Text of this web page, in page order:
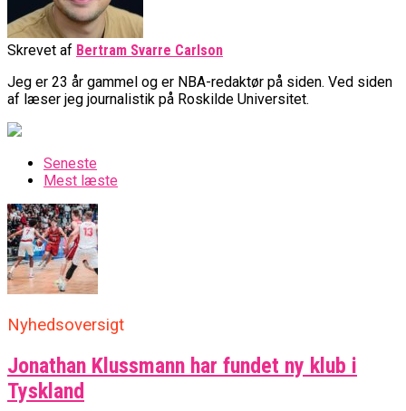
Skrevet af Bertram Svarre Carlson
Jeg er 23 år gammel og er NBA-redaktør på siden. Ved siden
af læser jeg journalistik på Roskilde Universitet.
Seneste
Mest læste
Nyhedsoversigt
Jonathan Klussmann har fundet ny klub i
Tyskland